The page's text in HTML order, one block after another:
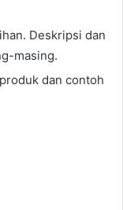
Deskripsi dan
masing.
dan contoh